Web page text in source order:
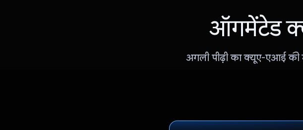
ऑगमेंटेड
अगली पीढ़ी का क्यूए-एआई की